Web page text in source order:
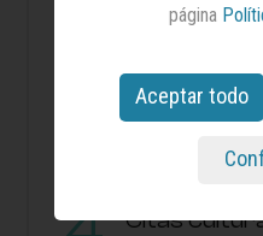
¿Cobras lo
Citas
página
Aceptar todo